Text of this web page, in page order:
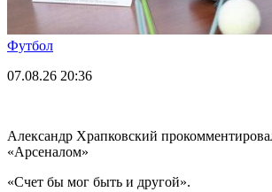
Футбол
07.08.26 20:36
Александр Храпковский
«Арсеналом»
«Счет бы мог быть и другой».